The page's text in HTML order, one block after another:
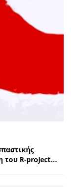
του R-project…